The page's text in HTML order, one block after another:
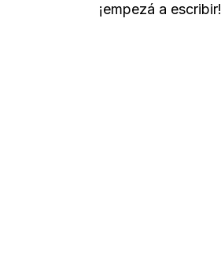
¡empezá a escribir!